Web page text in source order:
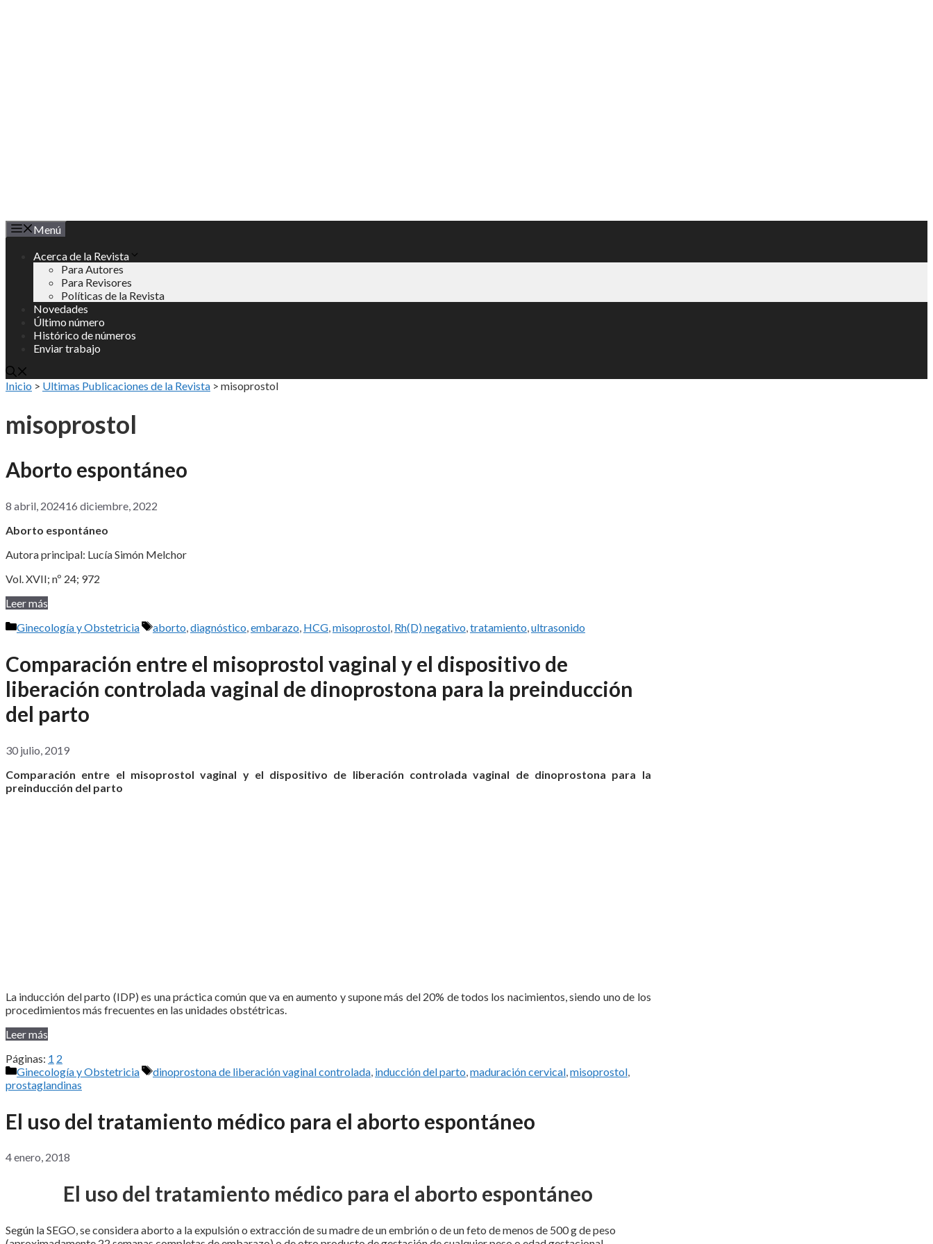
Menú
Acerca de la Revista
Para Autores
Para Revisores
Políticas de la Revista
Novedades
Último número
Histórico de números
Enviar trabajo
Inicio > Ultimas Publicaciones de la Revista > misoprostol
misoprostol
Aborto espontáneo
8 abril, 202416 diciembre, 2022
Aborto espontáneo
Autora principal: Lucía Simón Melchor
Vol. XVII; nº 24; 972
Leer más
Categorías
Ginecología y Obstetricia Etiquetas
aborto,diagnóstico,embarazo, HCG,misoprostol, Rh(D) negativo,tratamiento,ultrasonido
Comparación entre el misoprostol vaginal y el dispositivo de
liberación controlada vaginal de dinoprostona para la preinducción
del parto
30 julio, 2019
Comparación entre el misoprostol vaginal y el dispositivo de liberación controlada vaginal de dinoprostona para la
preinducción del parto
La inducción del parto (IDP) es una práctica común que va en aumento y supone más del 20% de todos los nacimientos, siendo uno de los
procedimientos más frecuentes en las unidades obstétricas.
Leer más
Páginas: 1 2
Categorías
Ginecología y Obstetricia Etiquetas
dinoprostona de liberación vaginal controlada inducción del parto maduración cervical misoprostol
prostaglandinas
El uso del tratamiento médico para el aborto espontáneo
4 enero, 2018
El uso del tratamiento médico para el aborto espontáneo
Según la SEGO, se considera aborto a la expulsión o extracción de su madre de un embrión o de un feto de menos de 500 g de peso